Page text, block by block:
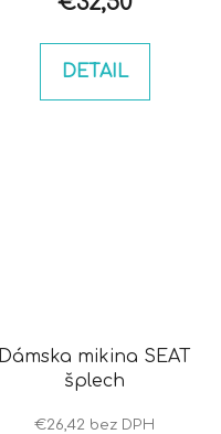
DETAIL
Dámska mikina SEAT
šplech
€26,42 bez DPH